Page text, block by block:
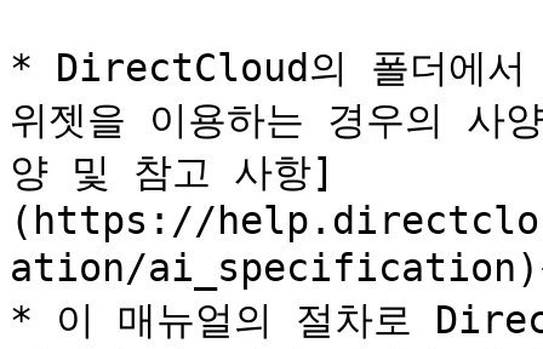
* DirectCloud의 폴더에서
위젯을 이용하는 경우의
양 및 참고 사항]
(https://
ation/ai_specification)을
* 이 매뉴얼의 절차로